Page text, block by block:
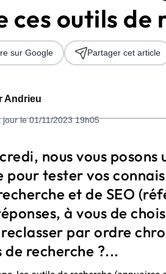
ces outils de
Andrieu
jour le 01/11/2023 19h05
sur Google Partager cet article
nous vous
pour tester vos
et de SEO
à vous de
par ordre
recherche ?...